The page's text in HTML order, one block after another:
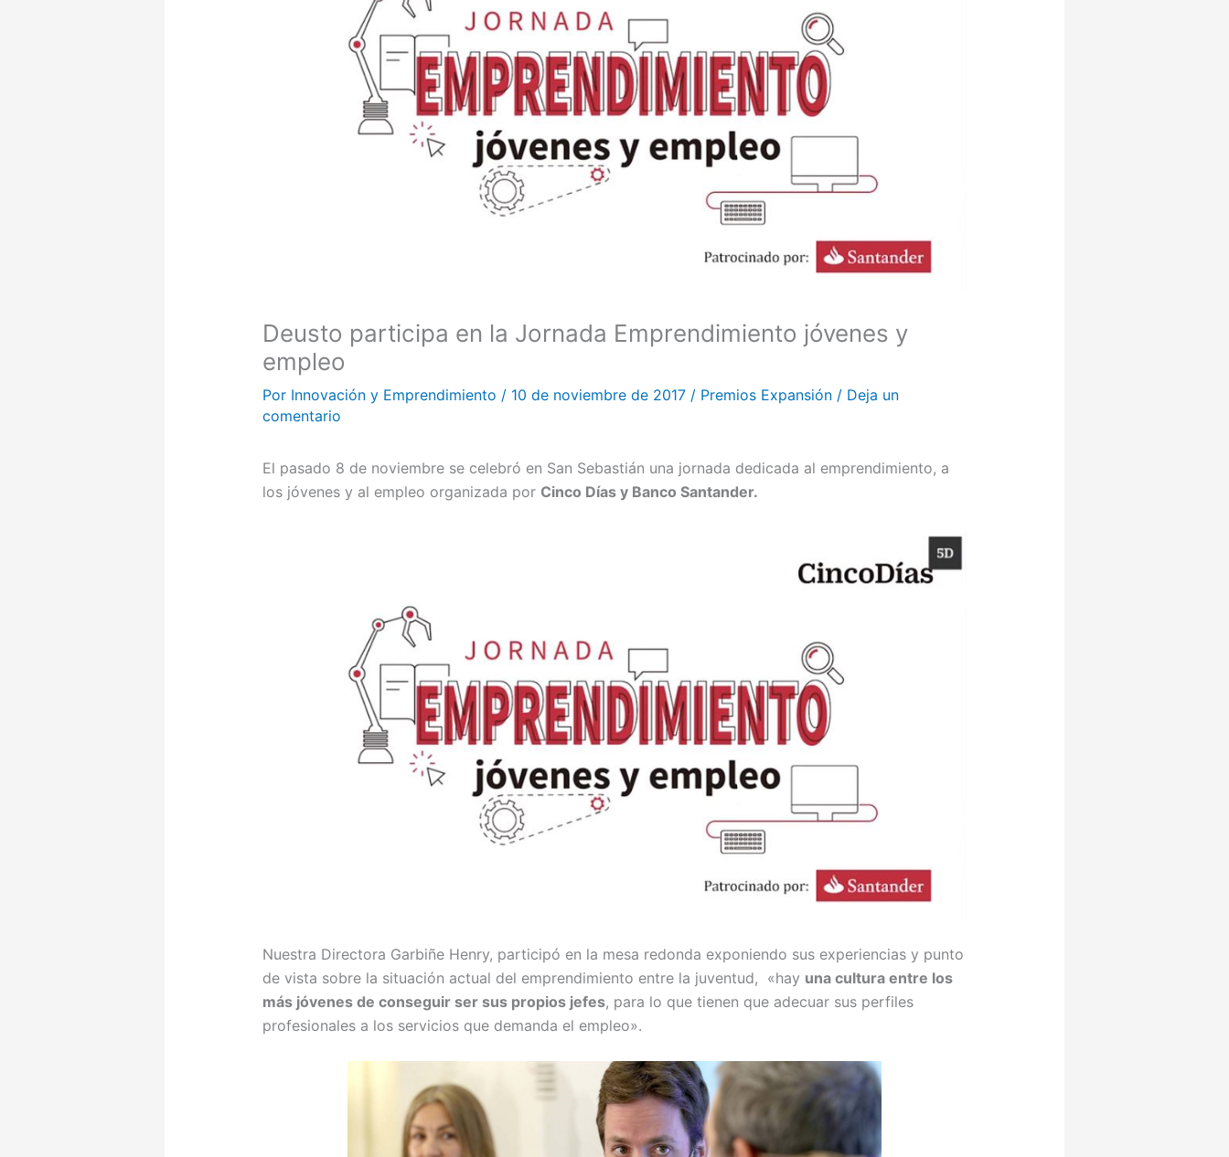
Deusto participa en la Jornada Emprendimiento jóvenes y
empleo
Por Innovación y Emprendimiento / 10 de noviembre de 2017 / Premios Expansión/ Deja un
comentario
El pasado 8 de noviembre se celebró en San Sebastián una jornada dedicada al emprendimiento, a
los jóvenes y al empleo organizada por Cinco Días y Banco Santander.
Nuestra Directora Garbiñe Henry, participó en la mesa redonda exponiendo sus experiencias y punto
de vista sobre la situación actual del emprendimiento entre la juventud, «hay una cultura entre los
más jóvenes de conseguir ser sus propios jefes, para lo que tienen que adecuar sus perfiles
profesionales a los servicios que demanda el empleo».